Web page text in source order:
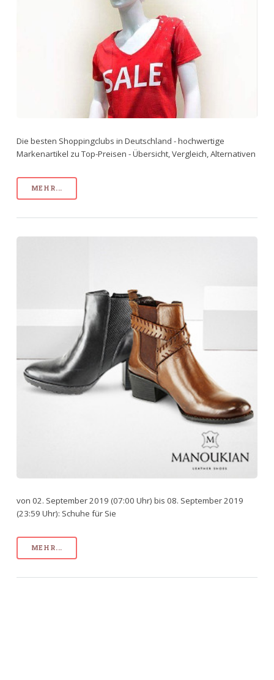
Die besten Shoppingclubs in Deutschland - hochwertige
Markenartikel zu Top-Preisen - Übersicht, Vergleich, Alternativen
MEHR...
von 02. September 2019 (07:00 Uhr) bis 08. September 2019
(23:59 Uhr): Schuhe für Sie
MEHR...